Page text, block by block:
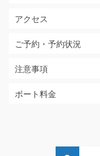
アクセス
ご予約・予約状況
注意事項
ボート料金